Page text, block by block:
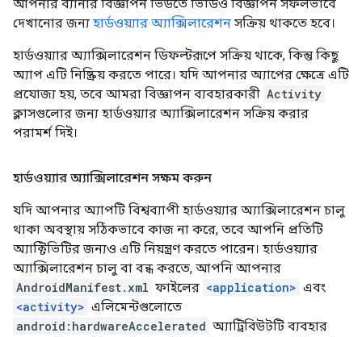
আপনার ব্যানার বিজ্ঞাপন ভিউতে ভিডিও বিজ্ঞাপন সফলভাবে
দেখানোর জন্য হার্ডওয়্যার অ্যাক্সিলারেশন সক্রিয় থাকতে হবে।
হার্ডওয়্যার অ্যাক্সিলারেশন ডিফল্টরূপে সক্রিয় থাকে, কিন্তু কিছু
অ্যাপ এটি নিষ্ক্রিয় করতে পারে। যদি আপনার অ্যাপের ক্ষেত্রে এটি
প্রযোজ্য হয়, তবে আমরা বিজ্ঞাপন ব্যবহারকারী Activity
ক্লাসগুলোর জন্য হার্ডওয়্যার অ্যাক্সিলারেশন সক্রিয় করার
পরামর্শ দিই।
হার্ডওয়্যার অ্যাক্সিলারেশন সক্ষম করুন
যদি আপনার অ্যাপটি বিশ্বব্যাপী হার্ডওয়্যার অ্যাক্সিলারেশন চালু
থাকা অবস্থায় সঠিকভাবে কাজ না করে, তবে আপনি প্রতিটি
অ্যাক্টিভিটির জন্যও এটি নিয়ন্ত্রণ করতে পারেন। হার্ডওয়্যার
অ্যাক্সিলারেশন চালু বা বন্ধ করতে, আপনি আপনার
AndroidManifest.xml ফাইলের <application> এবং
<activity> এলিমেন্টগুলোতে
android:hardwareAccelerated অ্যাট্রিবিউটটি ব্যবহার